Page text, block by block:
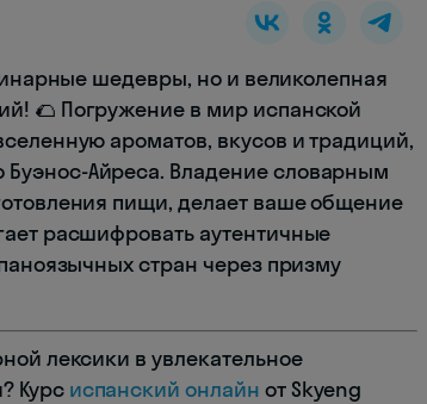
шедевры, но и великолепная
🌮 Погружение в мир испанской
ароматов, вкусов и традиций,
Айреса. Владение словарным
пищи, делает ваше общение
расшифровать аутентичные
стран через призму
лексики в увлекательное
Курс испанский онлайн от Skyeng